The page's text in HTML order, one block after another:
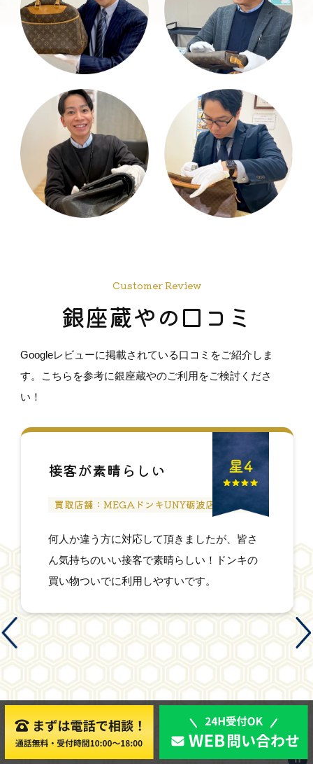
Customer Review
銀座蔵やの口コミ
Googleレビューに掲載されている口コミをご紹介しま
す。こちらを参考に銀座蔵やのご利用をご検討くださ
い！
接客が素晴らしい
買取店舗：MEGAドンキUNY砺波店
何人か違う方に対応して頂きましたが、皆さ
ん気持ちのいい接客で素晴らしい！ドンキの
買い物ついでに利用しやすいです。